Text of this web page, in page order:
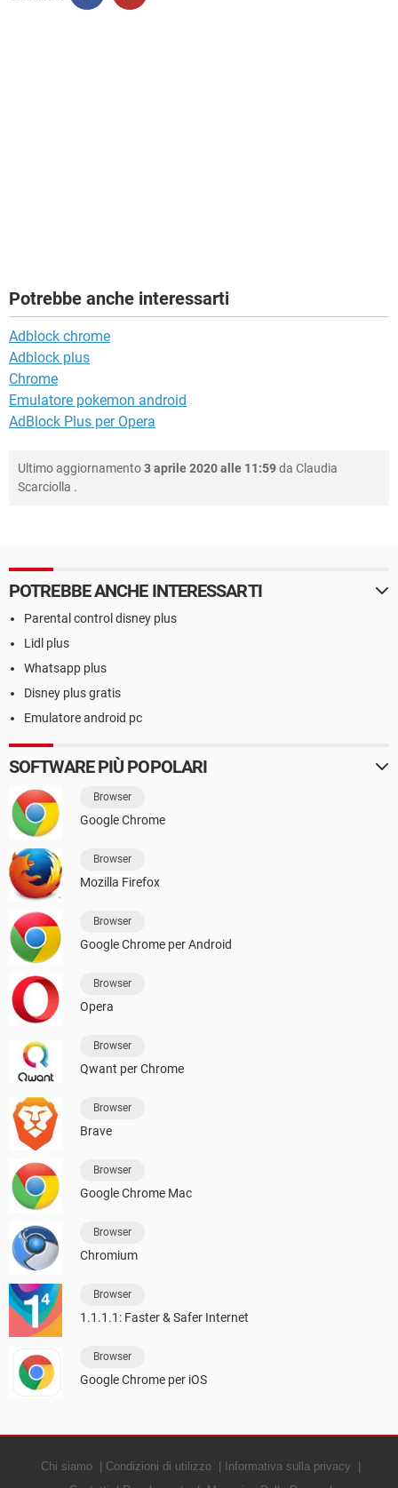
Potrebbe anche interessarti
Adblock chrome
Adblock plus
Chrome
Emulatore pokemon android
AdBlock Plus per Opera
Ultimo aggiornamento3 aprile 2020 alle 11:59da Claudia
Scarciolla .
POTREBBE ANCHE INTERESSARTI
Parental control disney plus
Lidl plus
Whatsapp plus
Disney plus gratis
Emulatore android pc
SOFTWARE PIÙ POPOLARI
Browser
Google Chrome
Browser
Mozilla Firefox
Browser
Google Chrome per Android
Browser
Opera
Browser
Qwant per Chrome
Browser
Brave
Browser
Google Chrome Mac
Browser
Chromium
Browser
1.1.1.1: Faster & Safer Internet
Browser
Google Chrome per iOS
Chi siamo Condizioni di utilizzo
Informativa sulla privacy